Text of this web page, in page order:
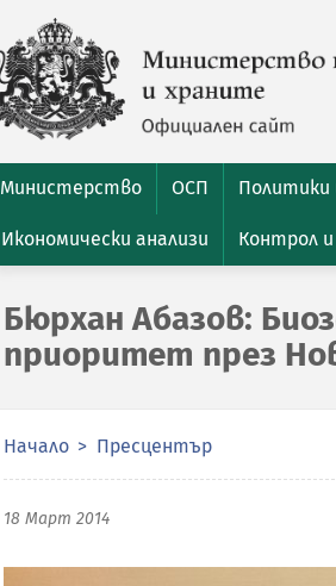
Министерство ОСП Политики
Икономически анализи Контрол
Бюрхан Абазов:
приоритет през
Начало Пресцентър
18 Март 2014